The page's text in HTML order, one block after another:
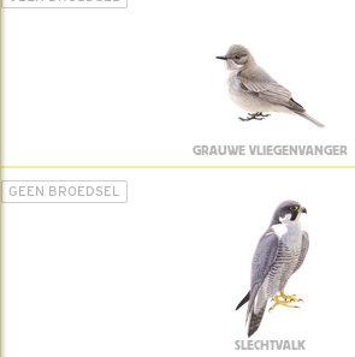
GRAUWE VLIEGENVANGER
GEEN BROEDSEL
SLECHTVALK